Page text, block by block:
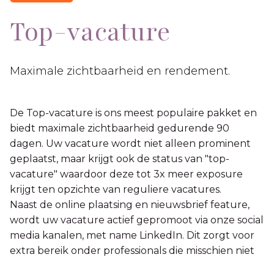
Top-vacature
Maximale zichtbaarheid en rendement.
De Top-vacature is ons meest populaire pakket en
biedt maximale zichtbaarheid gedurende 90
dagen. Uw vacature wordt niet alleen prominent
geplaatst, maar krijgt ook de status van "top-
vacature" waardoor deze tot 3x meer exposure
krijgt ten opzichte van reguliere vacatures.
Naast de online plaatsing en nieuwsbrief feature,
wordt uw vacature actief gepromoot via onze social
media kanalen, met name LinkedIn. Dit zorgt voor
extra bereik onder professionals die misschien niet